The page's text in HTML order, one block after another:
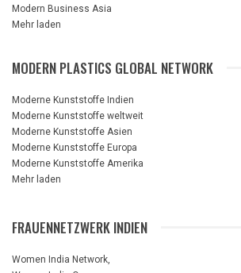
Modern Business Asia
Mehr laden
MODERN PLASTICS GLOBAL NETWORK
Moderne Kunststoffe Indien
Moderne Kunststoffe weltweit
Moderne Kunststoffe Asien
Moderne Kunststoffe Europa
Moderne Kunststoffe Amerika
Mehr laden
FRAUENNETZWERK INDIEN
Women India Network,